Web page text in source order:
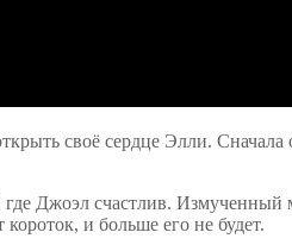
своё сердце Элли.
Джоэл счастлив.
и больше его не будет.